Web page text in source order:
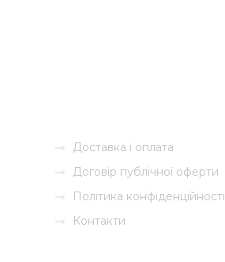
Доставка і оплата
Договір публічної оферти
Політика конфіденційності
Контакти